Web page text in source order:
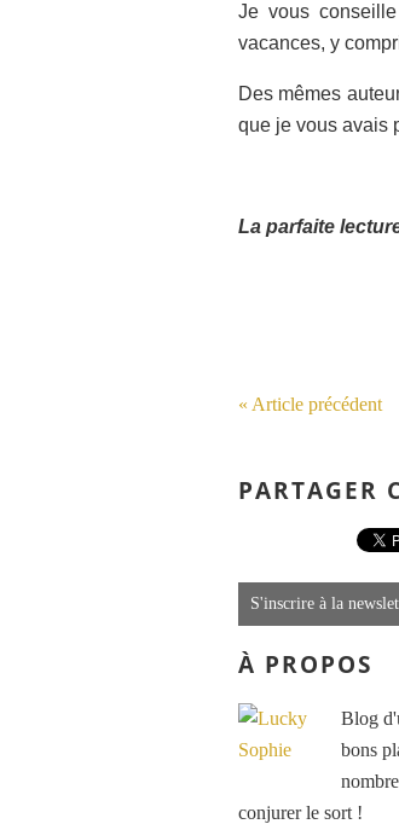
Je vous
vacances, y
Des mêmes
que je vous avais
La parfaite
« Article précédent
PARTAGER
S'inscrire à la
À PROPOS
Blog
bons
conjurer le sort !